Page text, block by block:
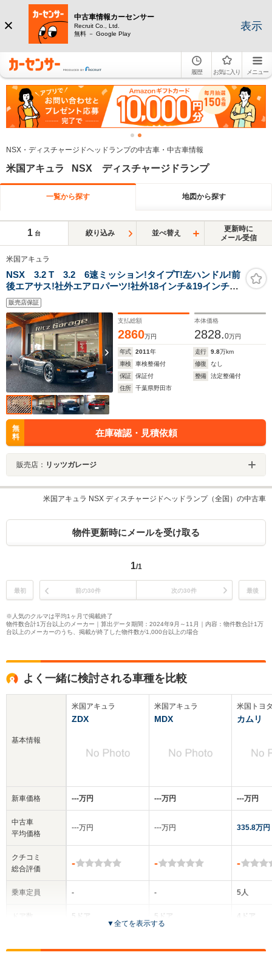
中古車情報カーセンサー
Recruit Co., Ltd.
無料 － Google Play
表示
履歴 お気に入り メニュー
NSX・ディスチャージドヘッドランプの中古車・中古車情報
米国アキュラ NSX ディスチャージドランプ
一覧から探す 地図から探す
1 台 絞り込み 並べ替え
更新時に
メール受信
米国アキュラ
NSX 3.2 T 3.2 6速ミッション!タイプT!左ハンドル!前
後エアサス!社外エアロパーツ!社外18インチ&19インチ
AW!黒革電動シート!社外ナビ地デジ!バックカメラ!タル
ガトップ!
販売店保証
支払総額
2860万円
本体価格
2828.0万円
年式 2011年 走行 9.8万km
車検
車検整備付 修復
なし
保証
保証付 整備
法定整備付
住所
千葉県野田市
無
料
在庫確認・見積依頼
販売店： リッツガレージ
米国アキュラ NSX ディスチャージドヘッドランプ（全国）の中古車
物件更新時にメールを受け取る
1/1
最初 前の30件 次の30件 最後
※人気のクルマは平均1ヶ月で掲載終了
物件数合計1万台以上のメーカー｜算出データ期間：2024年9月～11月｜内容：物件数合計1万
台以上のメーカーのうち、掲載が終了した物件数が1,000台以上の場合
よく一緒に検討される車種を比較
基本情報
新車価格
中古車
平均価格
クチコミ
総合評価
乗車定員
米国アキュラ
ZDX
‐‐‐万円
‐‐‐万円
-
-
5ドア
全高
米国アキュラ
MDX
‐‐‐万円
‐‐‐万円
-
-
5ドア
全高
米国トヨ
カムリ
‐‐‐万円
335.8万円
-
5人
4ドア
▼全てを表示する